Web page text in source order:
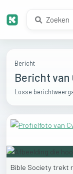
Bericht
Bericht van
Losse
Bible Society trekt